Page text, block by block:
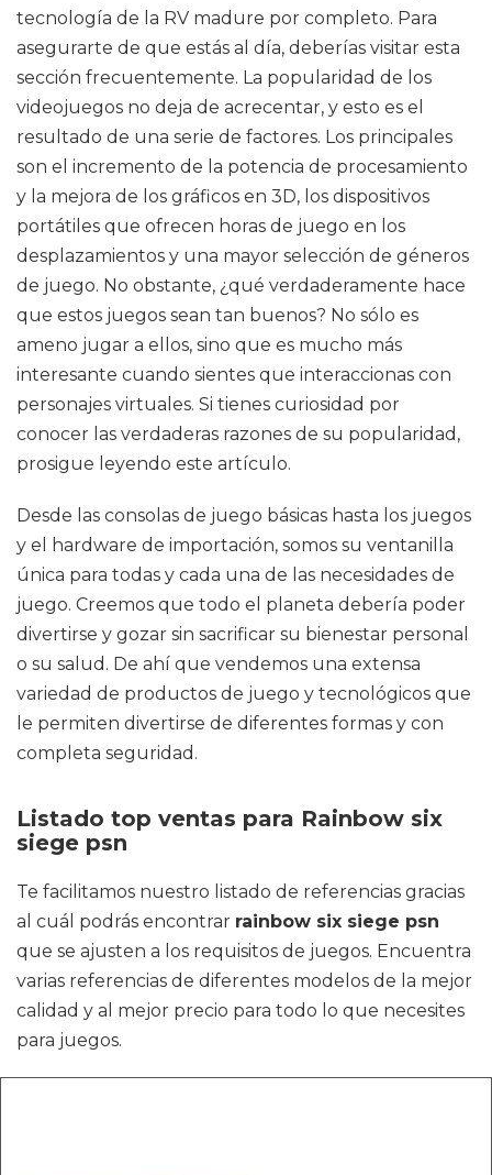
tecnología de la RV madure por completo. Para
asegurarte de que estás al día, deberías visitar esta
sección frecuentemente. La popularidad de los
videojuegos no deja de acrecentar, y esto es el
resultado de una serie de factores. Los principales
son el incremento de la potencia de procesamiento
y la mejora de los gráficos en 3D, los dispositivos
portátiles que ofrecen horas de juego en los
desplazamientos y una mayor selección de géneros
de juego. No obstante, ¿qué verdaderamente hace
que estos juegos sean tan buenos? No sólo es
ameno jugar a ellos, sino que es mucho más
interesante cuando sientes que interaccionas con
personajes virtuales. Si tienes curiosidad por
conocer las verdaderas razones de su popularidad,
prosigue leyendo este artículo.
Desde las consolas de juego básicas hasta los juegos
y el hardware de importación, somos su ventanilla
única para todas y cada una de las necesidades de
juego. Creemos que todo el planeta debería poder
divertirse y gozar sin sacrificar su bienestar personal
o su salud. De ahí que vendemos una extensa
variedad de productos de juego y tecnológicos que
le permiten divertirse de diferentes formas y con
completa seguridad.
Listado top ventas para Rainbow six
siege psn
Te facilitamos nuestro listado de referencias gracias
al cuál podrás encontrar rainbow six siege psn
que se ajusten a los requisitos de juegos. Encuentra
varias referencias de diferentes modelos de la mejor
calidad y al mejor precio para todo lo que necesites
para juegos.